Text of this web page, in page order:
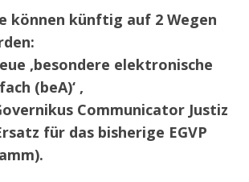
können künftig auf 2 Wegen
‚besondere elektronische
(beA)‘ ,
Communicator Justiz
für das bisherige EGVP